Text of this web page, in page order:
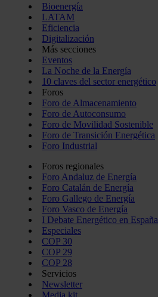
Bioenergía
LATAM
Eficiencia
Digitalización
Más secciones
Eventos
La Noche de la Energía
10 claves del sector energético
Foros
Foro de Almacenamiento
Foro de Autoconsumo
Foro de Movilidad Sostenible
Foro de Transición Energética
Foro Industrial
Foros regionales
Foro Andaluz de Energía
Foro Catalán de Energía
Foro Gallego de Energía
Foro Vasco de Energía
I Debate Energético en España
Especiales
COP 30
COP 29
COP 28
Servicios
Newsletter
Media kit